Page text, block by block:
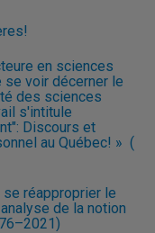
en sciences
se voir décerner le
des sciences
s'intitule
Discours et
au Québec! » (
réapproprier le
de la notion